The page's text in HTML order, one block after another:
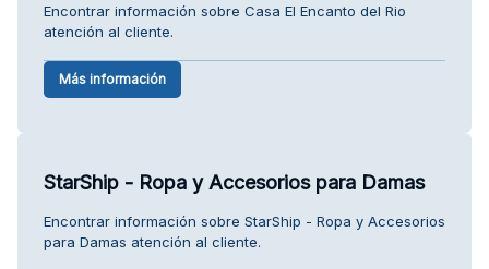
Encontrar información sobre Casa El Encanto del Rio
atención al cliente.
Más información
StarShip - Ropa y Accesorios para Damas
Encontrar información sobre StarShip - Ropa y Accesorios
para Damas atención al cliente.